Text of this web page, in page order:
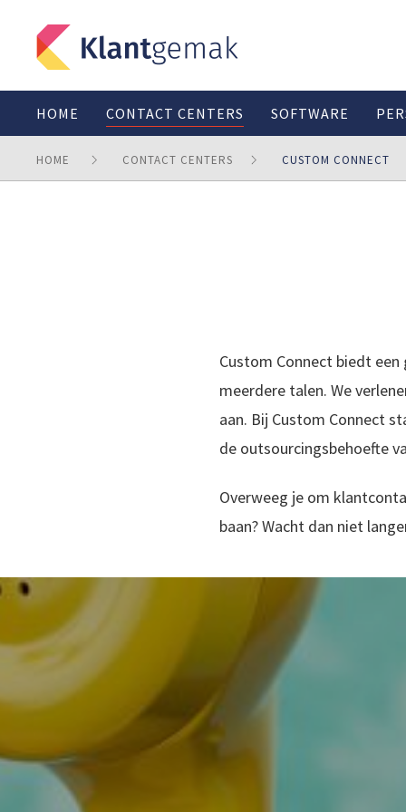
HOME CONTACT CENTERS SOFTWARE
HOME CONTACT CENTERS CUSTOM CONNECT
Custom Connect biedt
meerdere talen. We
aan. Bij Custom Connect
de outsourcingsbehoefte
Overweeg je om
baan? Wacht dan niet